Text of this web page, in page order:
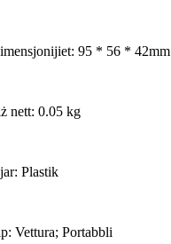
95 * 56 * 42mm
nett: 0.05 kg
Plastik
Vettura; Portabbli